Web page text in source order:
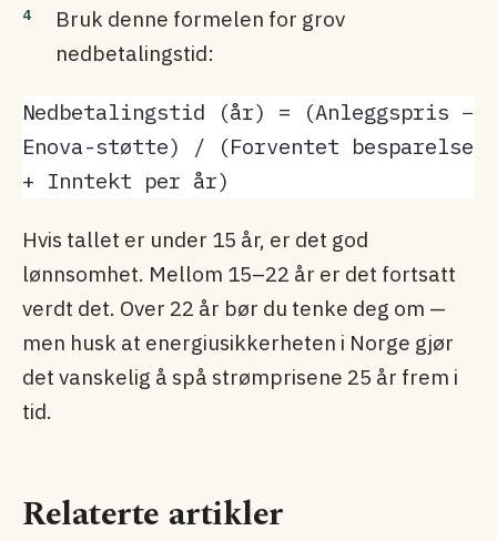
Bruk denne formelen for grov
nedbetalingstid:
Nedbetalingstid (år) = (Anleggspris −
Enova-støtte) / (Forventet besparelse
+ Inntekt per år)
Hvis tallet er under 15 år, er det god
lønnsomhet. Mellom 15–22 år er det fortsatt
verdt det. Over 22 år bør du tenke deg om —
men husk at energi­usikkerheten i Norge gjør
det vanskelig å spå strømprisene 25 år frem i
tid.
Relaterte artikler